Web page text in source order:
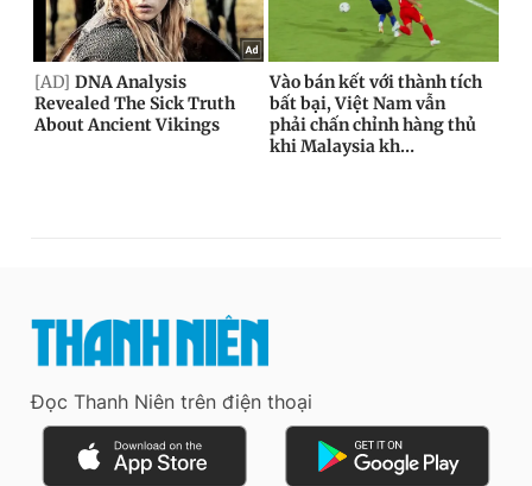
Đọc Thanh Niên trên điện thoại